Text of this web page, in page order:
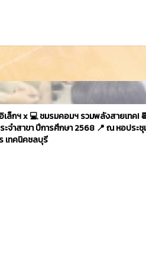
เล็กฯ x 💻 ชมรมคอมฯ รวมพลังสายเทค!
ะจำสาขา ปีการศึกษา 2568 📍 ณ หอประ
เทคนิคชลบุรี